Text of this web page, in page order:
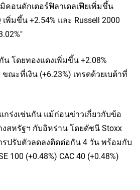
คอนดักเตอร์ฟิลาเดลเฟียเพิ่มขึ้น
เพิ่มขึ้น +2.54% และ Russell 2000
โดยทองแดงเพิ่มขึ้น +2.08%
ณะที่เงิน (+6.23%) เทรดด้วยเบต้าที่
ร่งเช่นกัน แม้ก่อนข่าวเกี่ยวกับข้อ
งสหรัฐฯ กับอิหร่าน โดยดัชนี Stoxx
รปรับตัวลดลงติดต่อกัน 4 วัน พร้อมกับ
100 (+0.48%) CAC 40 (+0.48%)